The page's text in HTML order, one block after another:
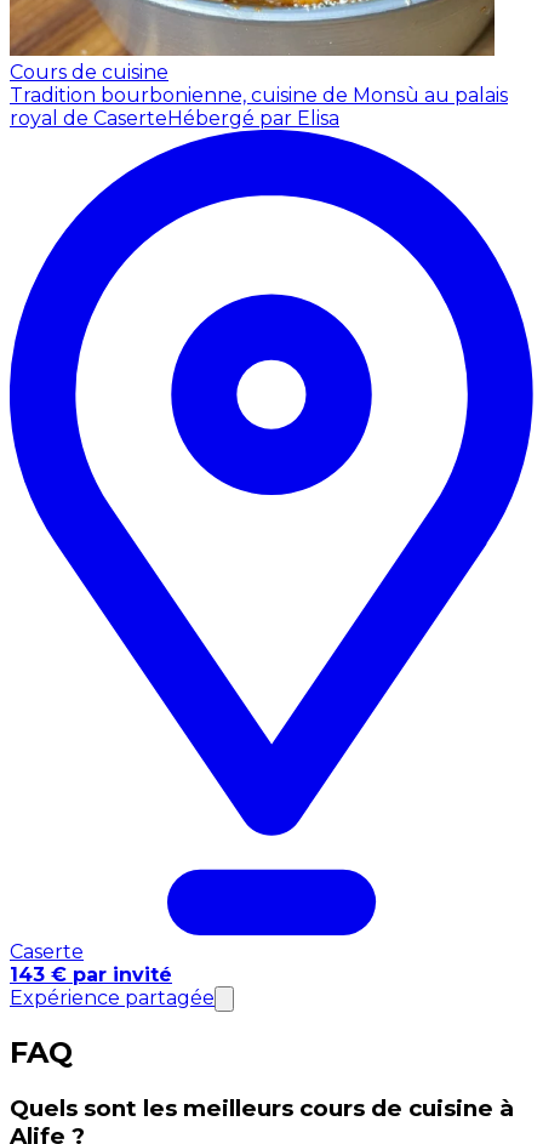
Cours de cuisine
Tradition bourbonienne, cuisine de Monsù au palais
royal de CaserteHébergé par Elisa
Caserte
143 € par invité
Expérience partagée
FAQ
Quels sont les meilleurs cours de cuisine à
Alife ?